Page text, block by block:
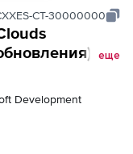
CT-30000000
на
еще
Development